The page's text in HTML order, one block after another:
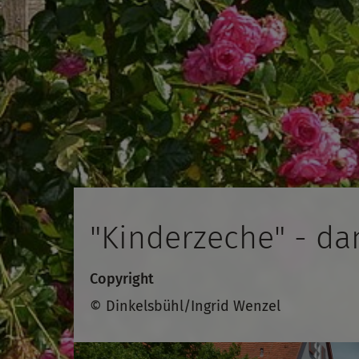
"Kinderzeche" -
Copyright
© Dinkelsbühl/Ingrid Wenzel